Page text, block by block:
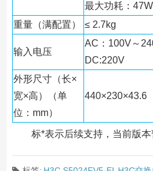
最大功耗：47W
重量（满配置）
≤ 2.7kg
输入电压
AC：100V～
DC:220V
外形尺寸（长×
宽×高）（单
位：mm）
440×230×43.6
标*表示后续支持，当前版